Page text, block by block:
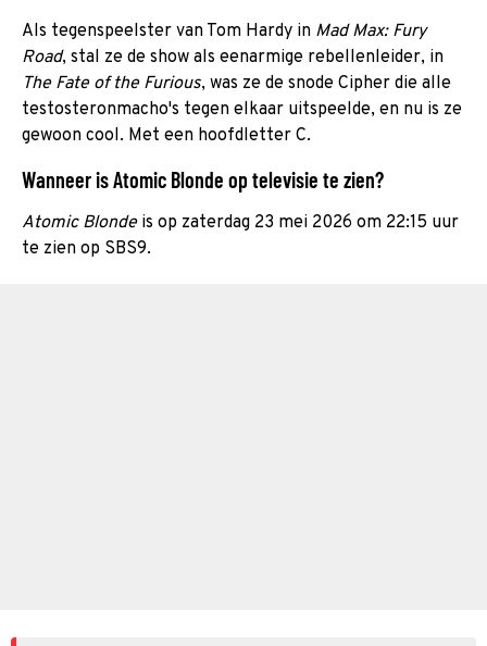
Als tegenspeelster van Tom Hardy in Mad Max: Fury
Road, stal ze de show als eenarmige rebellenleider, in
The Fate of the Furious, was ze de snode Cipher die alle
testosteronmacho's tegen elkaar uitspeelde, en nu is ze
gewoon cool. Met een hoofdletter C.
Wanneer is Atomic Blonde op televisie te zien?
Atomic Blondeis op zaterdag 23 mei 2026 om 22:15 uur
te zien op SBS9.